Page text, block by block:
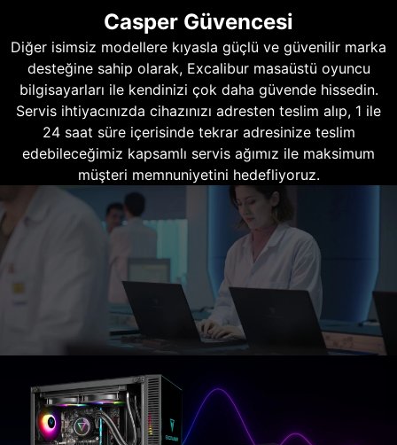
Casper Güvencesi
Diğer isimsiz modellere kıyasla güçlü ve güvenilir marka
desteğine sahip olarak, Excalibur masaüstü oyuncu
bilgisayarları ile kendinizi çok daha güvende hissedin.
Servis ihtiyacınızda cihazınızı adresten teslim alıp, 1 ile
24 saat süre içerisinde tekrar adresinize teslim
edebileceğimiz kapsamlı servis ağımız ile maksimum
müşteri memnuniyetini hedefliyoruz.